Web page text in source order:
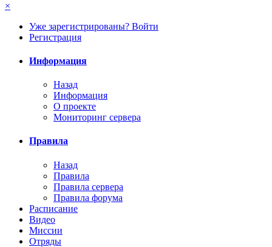
×
Уже зарегистрированы? Войти
Регистрация
Информация
Назад
Информация
О проекте
Мониторинг сервера
Правила
Назад
Правила
Правила сервера
Правила форума
Расписание
Видео
Миссии
Отряды